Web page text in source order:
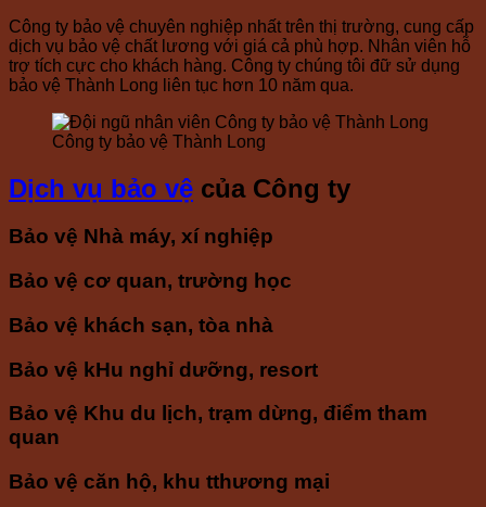
Công ty bảo vệ chuyên nghiệp nhất trên thị trường, cung cấp
dịch vụ bảo vệ chất lương với giá cả phù hợp. Nhân viên hỗ
trợ tích cực cho khách hàng. Công ty chúng tôi đữ sử dụng
bảo vệ Thành Long liên tục hơn 10 năm qua.
Công ty bảo vệ Thành Long
Dịch vụ bảo vệ của Công ty
Bảo vệ Nhà máy, xí nghiệp
Bảo vệ cơ quan, trường học
Bảo vệ khách sạn, tòa nhà
Bảo vệ kHu nghỉ dưỡng, resort
Bảo vệ Khu du lịch, trạm dừng, điểm tham
quan
Bảo vệ căn hộ, khu tthương mại